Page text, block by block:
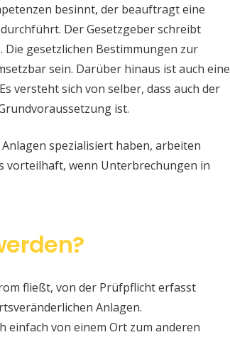
besinnt, der beauftragt eine
Der Gesetzgeber schreibt
gesetzlichen Bestimmungen zur
sein. Darüber hinaus ist auch eine
versteht sich von selber, dass auch der
ist.
spezialisiert haben, arbeiten
vorteilhaft, wenn Unterbrechungen in
fließt, von der Prüfpflicht erfasst
Anlagen.
einfach von einem Ort zum anderen